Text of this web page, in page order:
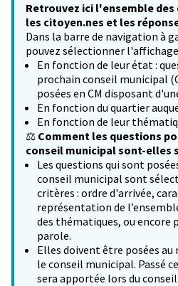
Retrouvez ici l'ensemble
les citoyen.nes et les
Dans la barre de navigation à
pouvez sélectionner
En fonction de leur état :
prochain conseil municipal
posées en CM disposant
En fonction du quartier
En fonction de leur
⚖️ Comment les questions
conseil municipal sont-elles
Les questions qui sont
conseil municipal sont
critères : ordre d'arrivée,
représentation de
des thématiques, ou encore
parole.
Elles doivent être posées
le conseil municipal. Passé
sera apportée lors du